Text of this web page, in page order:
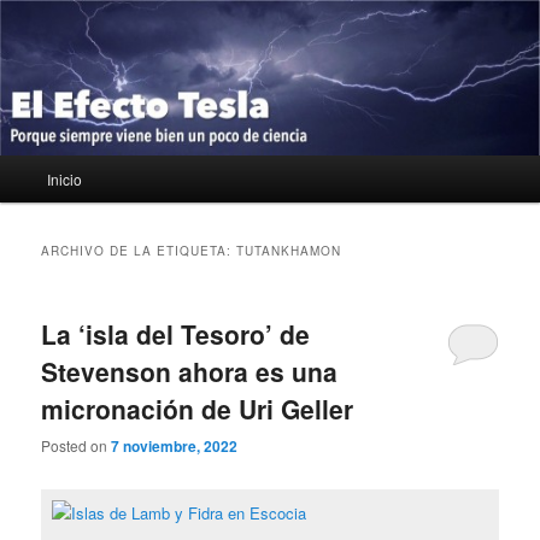
contenido
principal
contenido
secundario
El Efecto Tesla
Porque siempre viene bien un poco de ciencia
principal
Inicio
ARCHIVO DE LA ETIQUETA:TUTANKHAMON
La ‘isla del Tesoro’ de
Stevenson ahora es una
micronación de Uri Geller
Posted on7 noviembre, 2022